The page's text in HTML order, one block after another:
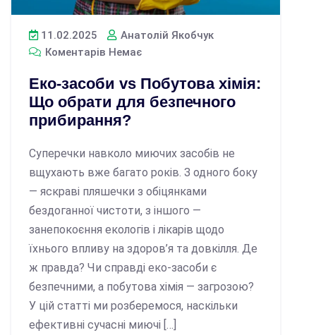
11.02.2025
Анатолій Якобчук
Коментарів Немає
Еко-засоби vs Побутова хімія:
Що обрати для безпечного
прибирання?
Суперечки навколо миючих засобів не
вщухають вже багато років. З одного боку
— яскраві пляшечки з обіцянками
бездоганної чистоти, з іншого —
занепокоєння екологів і лікарів щодо
їхнього впливу на здоров’я та довкілля. Де
ж правда? Чи справді еко-засоби є
безпечними, а побутова хімія — загрозою?
У цій статті ми розберемося, наскільки
ефективні сучасні миючі […]